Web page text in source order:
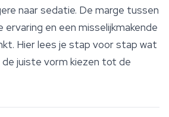
naar sedatie. De marge tussen
en een misselijkmakende
Hier lees je stap voor stap wat
juiste vorm kiezen tot de